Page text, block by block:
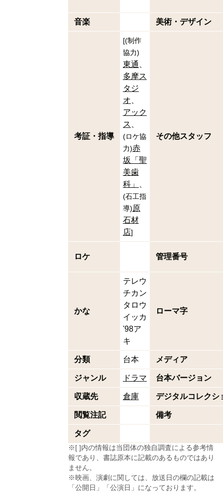
音楽 美術・デザイン
考証・指導
[(制作
協力)
東通
多摩ス
タジ
オ
アック
ス
(ロケ協
力)赤
坂「聖
美歯
科」
(石工指
導) 原
石材
店]
その他スタッフ
ロケ 管理番号
かな
テレウ
チカン
タロウ
イッカ
'98ア
キ
ローマ字
分類 台本 メディア
ジャンル ドラマ 台本バージョン
収蔵先 倉庫 デジタルコレクシ
閲覧注記 備考
タグ
※[ ]内の情報は当団体の独自調査による参考情
報であり、書誌原本に記載のあるものではあり
ません。
※映画、演劇に関しては、放送日の欄の記載は
「公開日」「公演日」になっております。